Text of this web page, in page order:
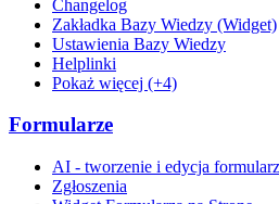
Changelog
Zakładka Bazy Wiedzy (Widget)
Ustawienia Bazy Wiedzy
Helplinki
Pokaż więcej (+4)
Formularze
AI - tworzenie i edycja
Zgłoszenia